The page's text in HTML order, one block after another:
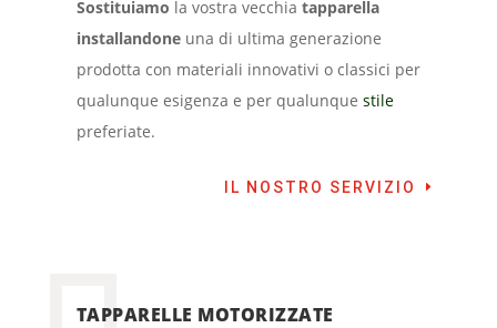
Sostituiamo la vostra vecchia tapparella
installandoneuna di ultima generazione
prodotta con materiali innovativi o classici per
qualunque esigenza e per qualunque stile
preferiate.
IL NOSTRO SERVIZIO
TAPPARELLE MOTORIZZATE